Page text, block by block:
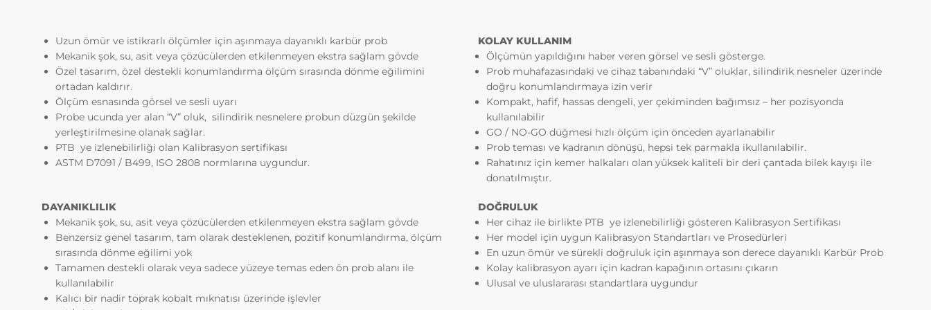
Uzun ömür ve istikrarlı ölçümler için aşınmaya dayanıklı karbür prob
Mekanik şok, su, asit veya çözücülerden etkilenmeyen ekstra sağlam gövde
Özel tasarım, özel destekli konumlandırma ölçüm sırasında dönme eğilimini
ortadan kaldırır.
Ölçüm esnasında görsel ve sesli uyarı
Probe ucunda yer alan “V” oluk, silindirik nesnelere probun düzgün şekilde
yerleştirilmesine olanak sağlar.
PTB ye izlenebilirliği olan Kalibrasyon sertifikası
ASTM D7091 / B499, ISO 2808 normlarına uygundur.
KOLAY KULLANIM
Ölçümün yapıldığını haber veren görsel ve sesli gösterge.
Prob muhafazasındaki ve cihaz tabanındaki “V” oluklar, silindirik nesneler üzerinde
doğru konumlandırmaya izin verir
Kompakt, hafif, hassas dengeli, yer çekiminden bağımsız – her pozisyonda
kullanılabilir
GO / NO-GO düğmesi hızlı ölçüm için önceden ayarlanabilir
Prob teması ve kadranın dönüşü, hepsi tek parmakla ikullanılabilir.
Rahatınız için kemer halkaları olan yüksek kaliteli bir deri çantada bilek kayışı ile
donatılmıştır.
DAYANIKLILIK
Mekanik şok, su, asit veya çözücülerden etkilenmeyen ekstra sağlam gövde
Benzersiz genel tasarım, tam olarak desteklenen, pozitif konumlandırma, ölçüm
sırasında dönme eğilimi yok
Tamamen destekli olarak veya sadece yüzeye temas eden ön prob alanı ile
kullanılabilir
Kalıcı bir nadir toprak kobalt mıknatısı üzerinde işlevler
DOĞRULUK
Her cihaz ile birlikte PTB ye izlenebilirliği gösteren Kalibrasyon Sertifikası
Her model için uygun Kalibrasyon Standartları ve Prosedürleri
En uzun ömür ve sürekli doğruluk için aşınmaya son derece dayanıklı Karbür Prob
Kolay kalibrasyon ayarı için kadran kapağının ortasını çıkarın
Ulusal ve uluslararası standartlara uygundur
sunmak ve sunulan özellikleri sizlerin tercihlerine göre kişiselleştirmek;
İnternet Sitesinin, sizin ve Kurum’un hukuki ve ticari güvenliğinin teminini
sağlamak, Site üzerinden sahte işlemlerin gerçekleştirilmesini önlemek;
5651 sayılı Internet Ortamında Yapılan Yayınların Düzenlenmesi ve Bu Yayınlar
Yoluyla İşlenen Suçlarla Mücadele Edilmesi Hakkında Kanun ve Internet
Ortamında Yapılan Yayınların Düzenlenmesine Dair Usul ve Esaslar Hakkında
Yönetmelik’ten kaynaklananlar başta olmak üzere, kanuni ve sözleşmesel
yükümlülüklerini yerine getirmek.
3.İNTERNET SİTEMİZDE KULLANILAN ÇEREZ TÜRLERİ
3.1.Oturum Çerezleri
Oturum çerezlerini ziyaretinizi süresince internet sitesinin düzgün bir şekilde
çalışmasının teminini sağlamaktadır. Sitelerimizin ve sizin, ziyaretinizde
güvenliğini, sürekliliğini sağlamak gibi amaçlarla kullanılırlar. Oturum çerezleri
geçici çerezlerdir, siz tarayıcınızı kapatıp sitemize tekrar geldiğinizde silinir, kalıcı
3.2.Kalıcı Çerezler
Bu tür çerezler tercihlerinizi hatırlamak için kullanılır ve tarayıcılar vasıtasıyla
cihazınızda depolanır Kalıcı çerezler, sitemizi ziyaret ettiğiniz tarayıcınızı